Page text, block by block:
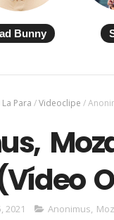
Bunny
Para /Videoclipe /
2021 Anonimus,